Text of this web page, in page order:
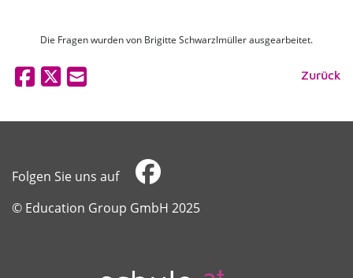
Die Fragen wurden von Brigitte Schwarzlmüller ausgearbeitet.
Zurück
Folgen Sie uns auf
​​​​​​​© Education Group GmbH 2025